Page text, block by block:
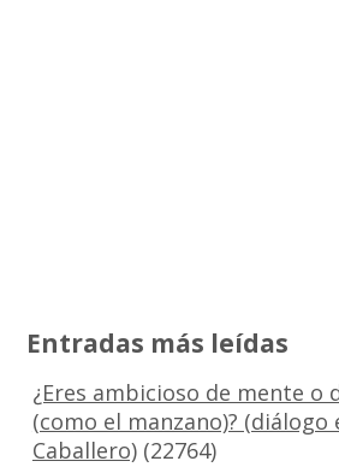
Entradas más leídas
¿Eres ambicioso de mente o
(como el manzano)?
Caballero)(22764)